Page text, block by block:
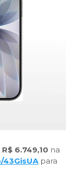
R$ 6.749,10 na
para